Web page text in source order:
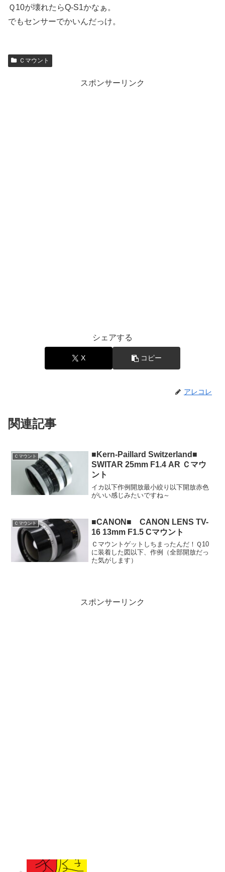
Ｑ10が壊れたらQ-S1かなぁ。
でもセンサーでかいんだっけ。
Ｃマウント
スポンサーリンク
シェアする
X コピー
アレコレ
関連記事
Ｃマウント
■Kern-Paillard Switzerland■
SWITAR 25mm F1.4 AR Ｃマウ
ント
イカ以下作例開放最小絞り以下開放赤色
がいい感じみたいですね～
Ｃマウント
■CANON■ CANON LENS TV-
16 13mm F1.5 Cマウント
Ｃマウントゲットしちまったんだ！Ｑ10
に装着した図以下、作例（全部開放だっ
た気がします）
スポンサーリンク